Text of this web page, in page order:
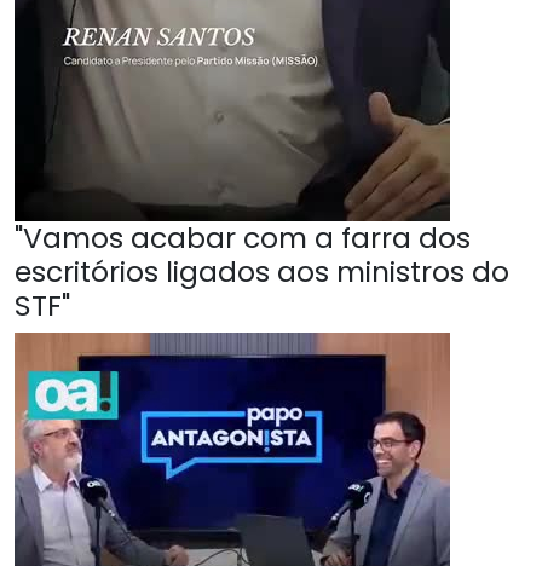
"Vamos acabar com a farra dos
escritórios ligados aos ministros do
STF"